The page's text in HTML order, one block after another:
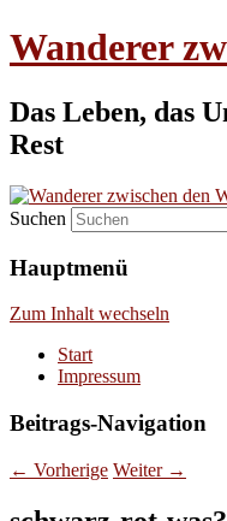
Wanderer
Das Leben, das
Rest
Suchen
Hauptmenü
Zum Inhalt wechseln
Start
Impressum
Beitrags-Navigation
← Vorherige Weiter →